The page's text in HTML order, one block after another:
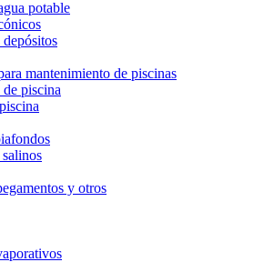
potable
mantenimiento de piscinas
piscina
y otros